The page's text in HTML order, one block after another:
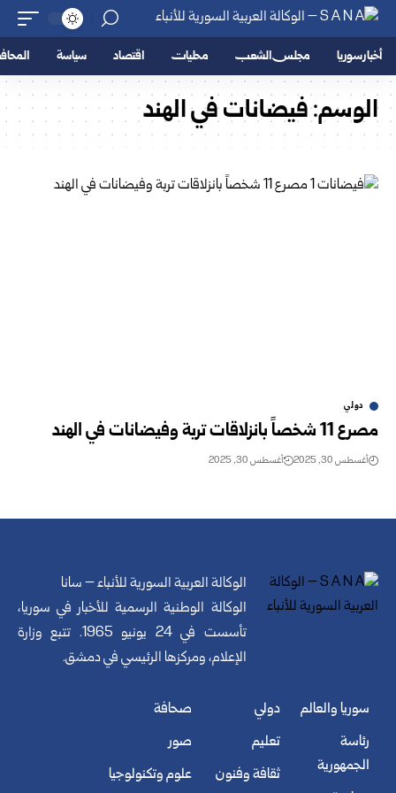
أخبار سوريا مجلس الشعب محليات اقتصاد سياسة
الوسم:فيضانات في الهند
دولي
مصرع 11 شخصاً بانزلاقات تربة وفيضانات في الهند
أغسطس 30, 2025 أغسطس 30, 2025
الوكالة العربية السورية للأنباء – سانا
الوكالة الوطنية الرسمية للأخبار في سوريا،
تأسست في 24 يونيو 1965. تتبع وزارة
الإعلام، ومركزها الرئيسي في دمشق.
سوريا والعالم
رئاسة
الجمهورية
دولي
تعليم
ثقافة وفنون
صحافة
صور
علوم وتكنولوجيا